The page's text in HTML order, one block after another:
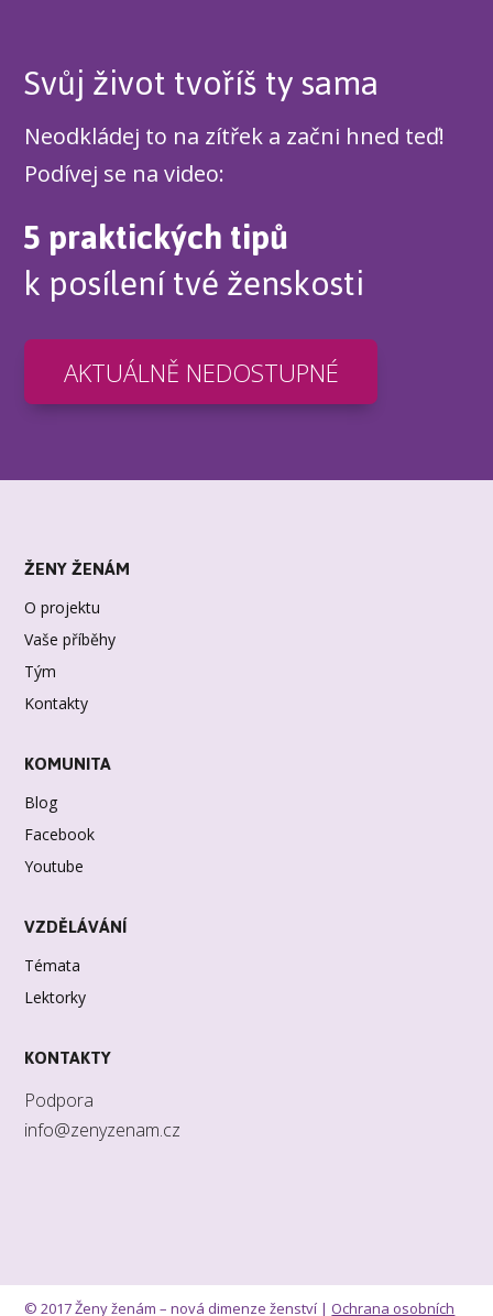
Svůj život tvoříš ty sama
Neodkládej to na zítřek a začni hned teď!
Podívej se na video:
5 praktických tipů
k posílení tvé ženskosti
AKTUÁLNĚ NEDOSTUPNÉ
ŽENY ŽENÁM
O projektu
Vaše příběhy
Tým
Kontakty
KOMUNITA
Blog
Facebook
Youtube
VZDĚLÁVÁNÍ
Témata
Lektorky
KONTAKTY
Podpora
info@zenyzenam.cz
© 2017 Ženy ženám – nová dimenze ženství | Ochrana osobních